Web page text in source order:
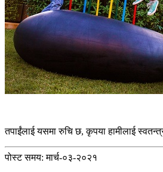
तपाईंलाई यसमा रुचि छ, कृपया हामीलाई
पोस्ट समय: मार्च-०३-२०२१